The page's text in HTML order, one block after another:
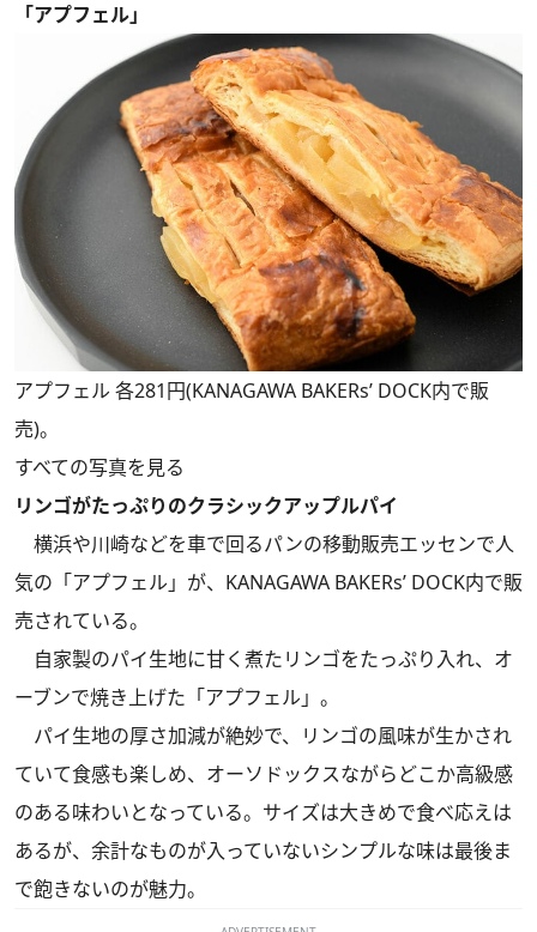
「アプフェル」
アプフェル 各281円(KANAGAWA BAKERs’ DOCK内で販
売)。
すべての写真を見る
リンゴがたっぷりのクラシックアップルパイ
横浜や川崎などを車で回るパンの移動販売エッセンで人
気の「アプフェル」が、KANAGAWA BAKERs’ DOCK内で販
売されている。
自家製のパイ生地に甘く煮たリンゴをたっぷり入れ、オ
ーブンで焼き上げた「アプフェル」。
パイ生地の厚さ加減が絶妙で、リンゴの風味が生かされ
ていて食感も楽しめ、オーソドックスながらどこか高級感
のある味わいとなっている。サイズは大きめで食べ応えは
あるが、余計なものが入っていないシンプルな味は最後ま
で飽きないのが魅力。